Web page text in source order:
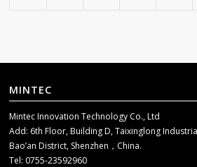
MINTEC
Mintec Innovation Technology Co., Ltd
Add: 6th Floor, Building D, Taixinglong
Bao’an District, Shenzhen，China.
Tel: 0755-23592960